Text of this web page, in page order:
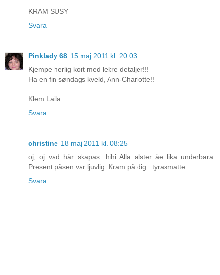
KRAM SUSY
Svara
Pinklady 68 15 maj 2011 kl. 20:03
Kjempe herlig kort med lekre detaljer!!!
Ha en fin søndags kveld, Ann-Charlotte!!
Klem Laila.
Svara
christine 18 maj 2011 kl. 08:25
oj, oj vad här skapas...hihi Alla alster äe lika underbara.
Present påsen var ljuvlig. Kram på dig...tyrasmatte.
Svara